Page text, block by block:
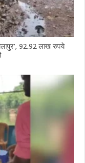
92.92 लाख रुपये